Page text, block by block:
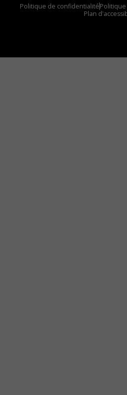
Politique de confidentialitéPolitique
Plan